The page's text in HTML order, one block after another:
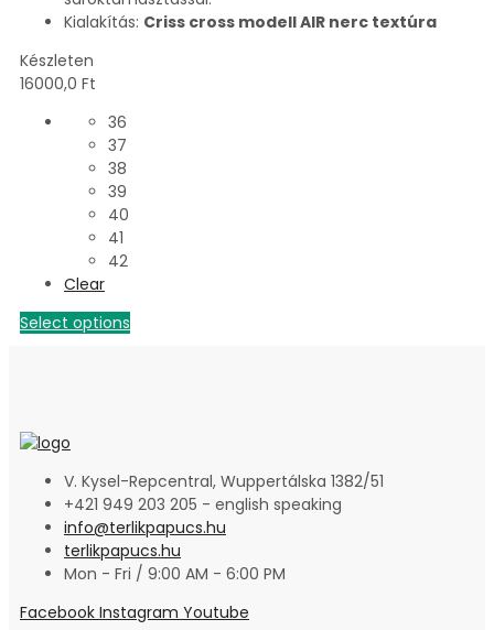
Kialakítás: Criss cross modell AIR nerc textúra
Készleten
16000,0 Ft
36
37
38
39
40
41
42
Clear
Select options
V. Kysel-Repcentral, Wuppertálska 1382/51
+421 949 203 205 - english speaking
info@terlikpapucs.hu
terlikpapucs.hu
Mon - Fri / 9:00 AM - 6:00 PM
Facebook Instagram Youtube